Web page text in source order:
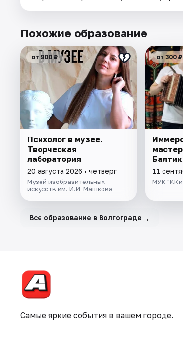
Похожие образование
от 900 ₽
Психолог в музее.
Творческая
лаборатория
20 августа 2026 • четверг
Музей изобразительных
искусств им. И.И. Машкова
от 300 ₽
11
МУК "ККи
Все образование в Волгограде →
Самые яркие события в вашем городе.